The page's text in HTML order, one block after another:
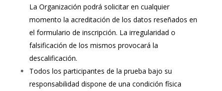
La Organización podrá solicitar en cualquier
momento la acreditación de los datos reseñados en
el formulario de inscripción. La irregularidad o
falsificación de los mismos provocará la
descalificación.
Todos los participantes de la prueba bajo su
responsabilidad dispone de una condición física